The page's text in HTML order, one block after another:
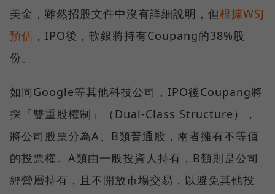
美金，雖然招股文件中沒有詳細說明，但根據WSJ
預估 ，IPO後，軟銀將持有Coupang的38%股
份。
如同Google等其他科技公司，IPO後Coupang將
採「雙重股權制」（Dual-Class Structure），
將公司股票分為A、B類普通股，兩者擁有不等值
的投票權。A類由一般投資人持有，B類則是公司
經營層持有，且不開放市場交易，以避免其他投